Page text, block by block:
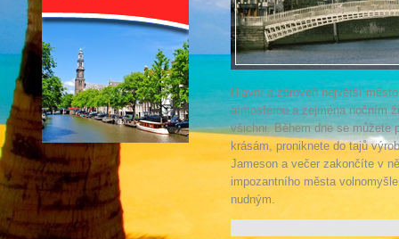
Hlavní a zároveň největší
atmosférou a zejména nočním
všichni. Během dne se můžete
krásám, proniknete do tajů
Jameson a večer zakončíte v
impozantního města
nudným.